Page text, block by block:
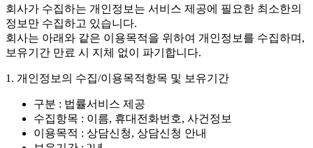
회사가 수집하는 개인정보는 서비스 제공에 필요한 최소한의
정보만 수집하고 있습니다.
회사는 아래와 같은 이용목적을 위하여 개인정보를 수집하며,
보유기간 만료 시 지체 없이 파기합니다.
1. 개인정보의 수집/이용목적항목 및 보유기간
구분 : 법률서비스 제공
수집항목 : 이름, 휴대전화번호, 사건정보
이용목적 : 상담신청, 상담신청 안내